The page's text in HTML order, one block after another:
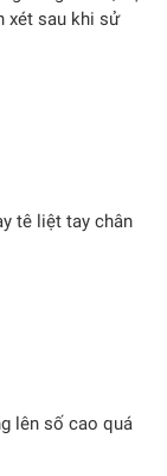
xét sau khi sử
tê liệt tay chân
lên số cao quá